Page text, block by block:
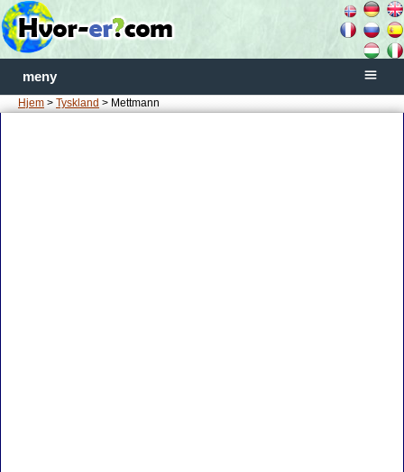
meny
Hjem > Tyskland > Mettmann